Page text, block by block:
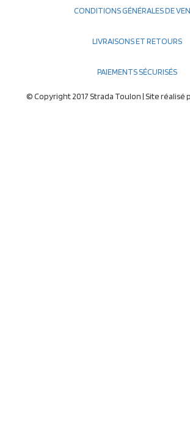
CONDITIONS GÉNÉRALES DE
LIVRAISONS ET RETOURS
PAIEMENTS SÉCURISÉS
© Copyright 2017 Strada Toulon | Site réalisé